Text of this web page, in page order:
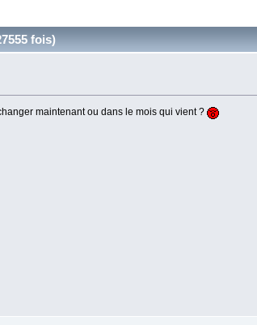
fois)
maintenant ou dans le mois qui vient ?